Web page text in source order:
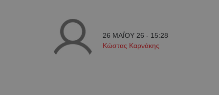
26 ΜΑΪ́ΟΥ 26 - 15:28
Κώστας Καρνάκης